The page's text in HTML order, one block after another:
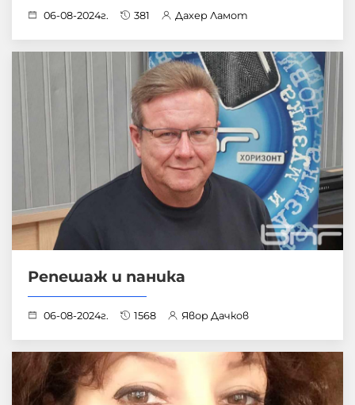
06-08-2024г. 381 Дахер Ламот
Репешаж и паника
06-08-2024г. 1568 Явор Дачков